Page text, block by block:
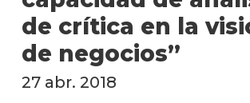
de crítica en la
de negocios”
27 abr. 2018